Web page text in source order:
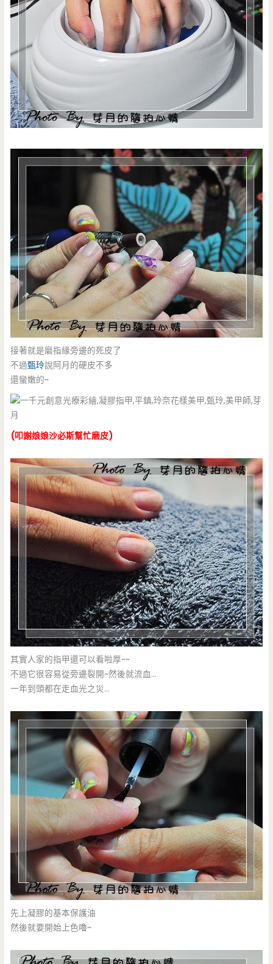
接著就是磨指緣旁邊的死皮了
不過甄玲說阿月的硬皮不多
還蠻嫩的~
(叩謝娘娘沙必斯幫忙磨皮)
其實人家的指甲還可以看啦厚~~
不過它很容易從旁邊裂開~然後就流血…
一年到頭都在走血光之災…
先上凝膠的基本保護油
然後就要開始上色嚕~